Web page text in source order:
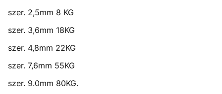
szer. 2,5mm 8 KG
szer. 3,6mm 18KG
szer. 4,8mm 22KG
szer. 7,6mm 55KG
szer. 9.0mm 80KG.